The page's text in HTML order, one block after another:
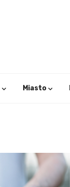
Miasto